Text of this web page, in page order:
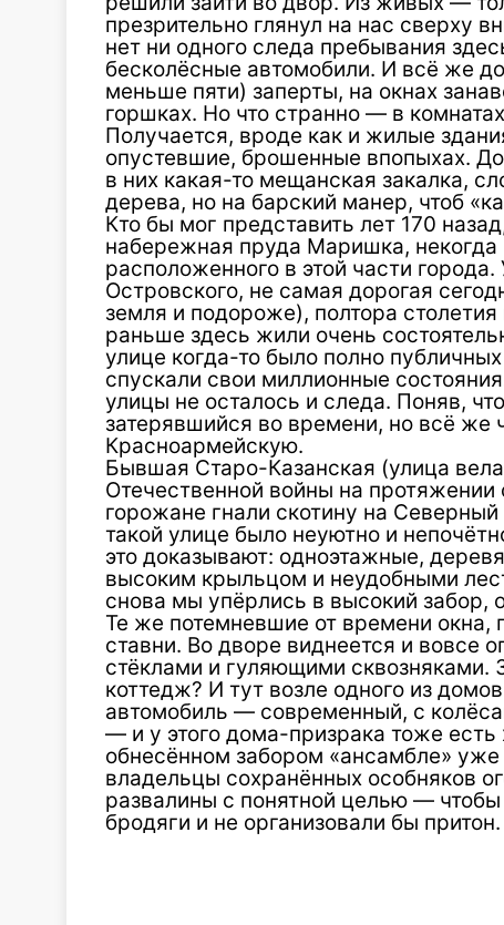
презрительно глянул на нас сверху
нет ни одного следа пребывания
бесколёсные автомобили. И всё же
меньше пяти) заперты, на окнах
горшках. Но что странно — в
Получается, вроде как и жилые
опустевшие, брошенные впопыхах.
в них какая-то мещанская закалка,
дерева, но на барский манер, чтоб
Кто бы мог представить лет 170
набережная пруда Маришка, некогда
расположенного в этой части города.
Островского, не самая дорогая
земля и подороже), полтора
раньше здесь жили очень
улице когда-то было полно
спускали свои миллионные
улицы не осталось и следа. Поняв,
затерявшийся во времени, но всё же
Красноармейскую.
Бывшая Старо-Казанская (улица
Отечественной войны на протяжении
горожане гнали скотину на
такой улице было неуютно и
это доказывают: одноэтажные,
высоким крыльцом и неудобными
снова мы упёрлись в высокий забор,
Те же потемневшие от времени
ставни. Во дворе виднеется и вовсе
стёклами и гуляющими сквозняками.
коттедж? И тут возле одного из
автомобиль — современный, с
— и у этого дома-призрака тоже есть
обнесённом забором «ансамбле»
владельцы сохранённых особняков
развалины с понятной целью —
бродяги и не организовали бы притон.